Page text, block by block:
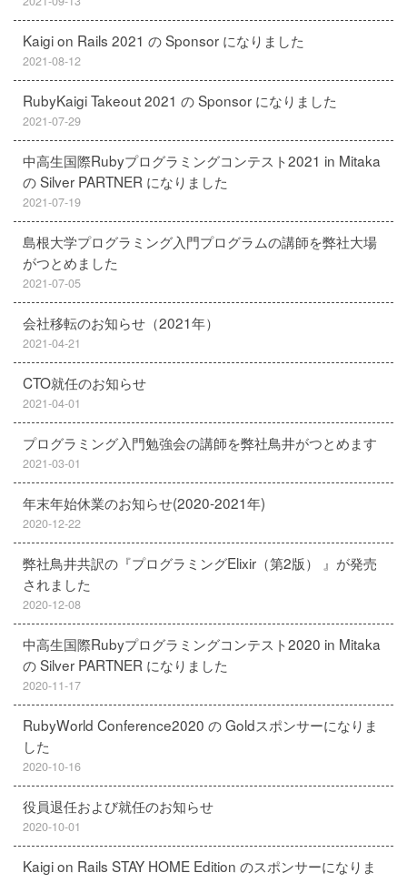
Kaigi on Rails 2021 の Sponsor になりました
2021-08-12
RubyKaigi Takeout 2021 の Sponsor になりました
2021-07-29
中高生国際Rubyプログラミングコンテスト2021 in Mitaka
の Silver PARTNER になりました
2021-07-19
島根大学プログラミング入門プログラムの講師を弊社大場
がつとめました
2021-07-05
会社移転のお知らせ（2021年）
2021-04-21
CTO就任のお知らせ
2021-04-01
プログラミング入門勉強会の講師を弊社鳥井がつとめます
2021-03-01
年末年始休業のお知らせ(2020-2021年)
2020-12-22
弊社鳥井共訳の『プログラミングElixir（第2版） 』が発売
されました
2020-12-08
中高生国際Rubyプログラミングコンテスト2020 in Mitaka
の Silver PARTNER になりました
2020-11-17
RubyWorld Conference2020 の Goldスポンサーになりま
した
2020-10-16
役員退任および就任のお知らせ
2020-10-01
Kaigi on Rails STAY HOME Edition のスポンサーになりま